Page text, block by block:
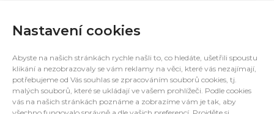
Nastavení cookies
Abyste na našich stránkách rychle našli to, co hledáte, ušetřili spoustu
klikání a nezobrazovaly se vám reklamy na věci, které vás nezajímají,
potřebujeme od Vás souhlas se zpracováním souborů cookies, tj.
malých souborů, které se ukládají ve vašem prohlížeči. Podle cookies
vás na našich stránkách poznáme a zobrazíme vám je tak, aby
Specializujeme se na jednoúčelové stroje, hydraulické
agregáty a technická řešení na míru.
E-mail: interfluid@interfluid.com
Telefon:(+420) 595 953 879
Mobil: (+420) 606 782 769